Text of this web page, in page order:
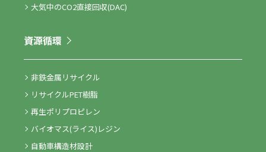
大気中のCO2直接回収(DAC)
資源循環
非鉄金属リサイクル
リサイクルPET樹脂
再生ポリプロピレン
バイオマス(ライス)レジン
自動車構造材設計